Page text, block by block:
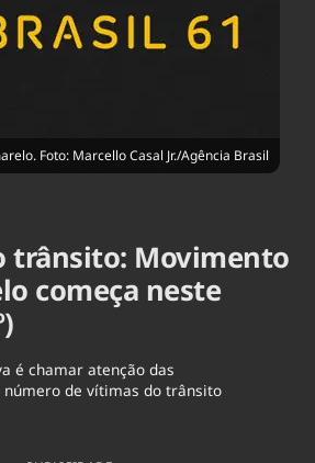
Foto: Marcello Casal Jr./Agência Brasil
trânsito: Movimento
começa neste
é chamar atenção das
número de vítimas do trânsito